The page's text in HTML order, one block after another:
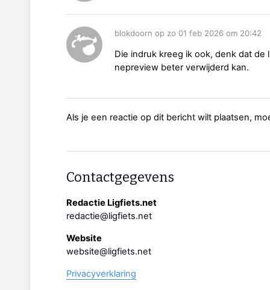
blokdoorn op zo 01 feb 2026 om 20:42
Die indruk kreeg ik ook, denk dat
nepreview beter verwijderd kan.
Als je een reactie op dit bericht wilt plaatsen,
Contactgegevens
Redactie Ligfiets.net
redactie@ligfiets.net
Website
website@ligfiets.net
Privacyverklaring